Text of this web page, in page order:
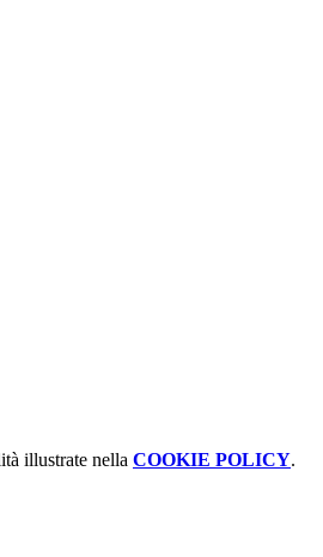
illustrate nella COOKIE POLICY.